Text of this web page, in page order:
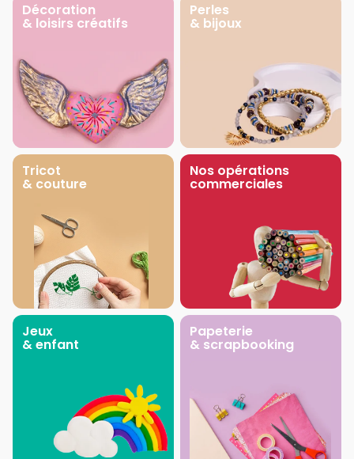
Décoration
& loisirs créatifs
Perles
& bijoux
Tricot
& couture
Nos opérations
commerciales
Jeux
& enfant
Papeterie
& scrapbooking